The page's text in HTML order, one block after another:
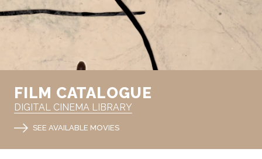
FILM CATALOGUE
DIGITAL CINEMA LIBRARY
SEE AVAILABLE MOVIES